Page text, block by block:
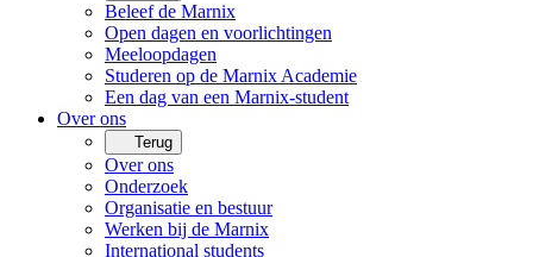
Beleef de Marnix
Open dagen en voorlichtingen
Meeloopdagen
Studeren op de Marnix Academie
Een dag van een Marnix-student
Over ons
Terug
Over ons
Onderzoek
Organisatie en bestuur
Werken bij de Marnix
International students